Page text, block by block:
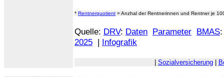
* Rentnerquotient = Anzhal der Rentnerinnen und Rentner je
Quelle: DRV: Daten Parameter BMAS
2025 | Infografik
Sozialversicherung|